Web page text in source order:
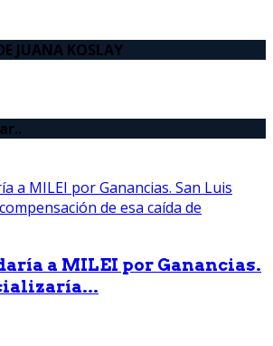
JUANA KOSLAY
a MILEI por Ganancias.